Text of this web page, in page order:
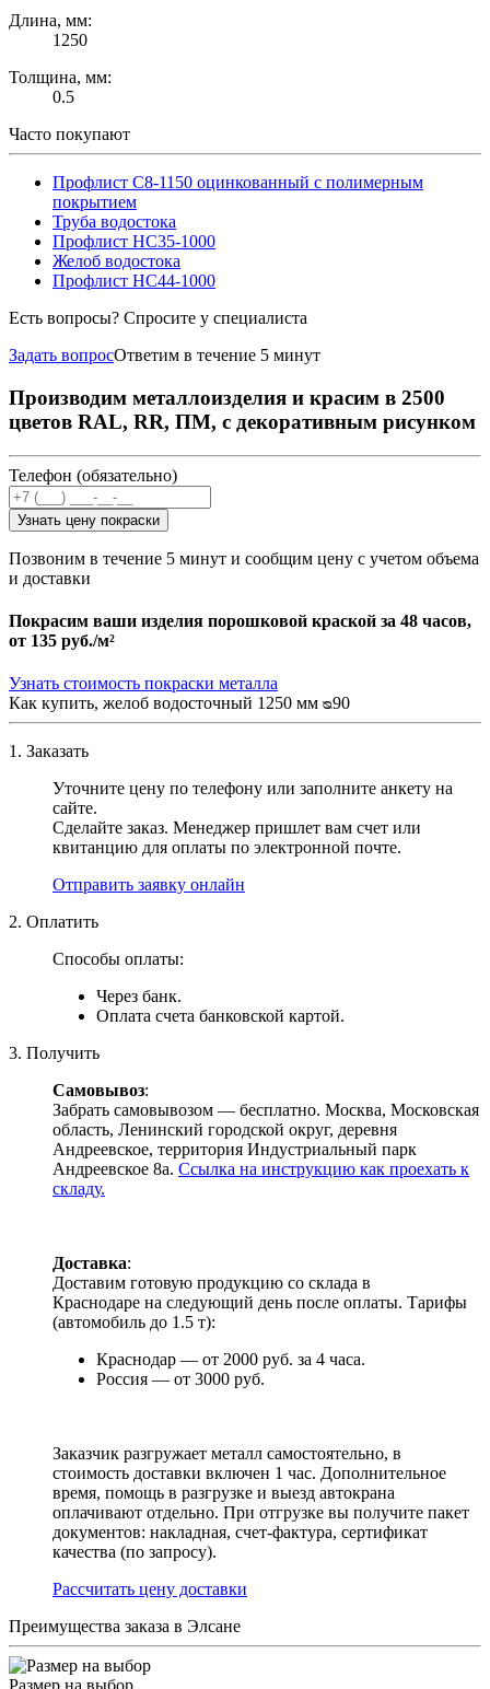
Длина, мм:
1250
Толщина, мм:
0.5
Часто покупают
Профлист С8-1150 оцинкованный с полимерным
покрытием
Труба водостока
Профлист НС35-1000
Желоб водостока
Профлист НС44-1000
Есть вопросы? Спросите у специалиста
Задать вопросОтветим в течение 5 минут
Производим металлоизделия и красим в 2500
цветов RAL, RR, ПМ, с декоративным рисунком
Телефон (обязательно)
Узнать цену покраски
Позвоним в течение 5 минут и сообщим цену с учетом объема
и доставки
Покрасим ваши изделия порошковой краской за 48 часов,
от 135 руб./м²
Узнать стоимость покраски металла
Как купить, желоб водосточный 1250 мм ᴓ90
1. Заказать
Уточните цену по телефону или заполните анкету на
сайте.
Сделайте заказ. Менеджер пришлет вам счет или
квитанцию для оплаты по электронной почте.
Отправить заявку онлайн
2. Оплатить
Способы оплаты:
Через банк.
Оплата счета банковской картой.
3. Получить
Самовывоз:
Забрать самовывозом — бесплатно. Москва, Московская
область, Ленинский городской округ, деревня
Андреевское, территория Индустриальный парк
Андреевское 8а. Ссылка на инструкцию как проехать к
складу.
Доставка:
Доставим готовую продукцию со склада в
Краснодаре на следующий день после оплаты. Тарифы
(автомобиль до 1.5 т):
Краснодар — от 2000 руб. за 4 часа.
Россия — от 3000 руб.
Заказчик разгружает металл самостоятельно, в
стоимость доставки включен 1 час. Дополнительное
время, помощь в разгрузке и выезд автокрана
оплачивают отдельно. При отгрузке вы получите пакет
документов: накладная, счет-фактура, сертификат
качества (по запросу).
Раcсчитать цену доставки
Преимущества заказа в Элсане